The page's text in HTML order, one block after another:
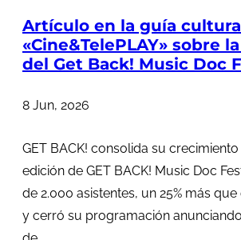
Artículo en la guía
«Cine&TelePLAY» sobre
del Get Back! Music Doc
8 Jun, 2026
GET BACK! consolida su
edición de GET BACK! Music Doc
de 2.000 asistentes, un 25% más
y cerró su programación